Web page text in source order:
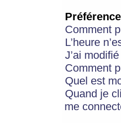
Comment
L’heure
J’ai
Comment
Quel est
Quand je
me